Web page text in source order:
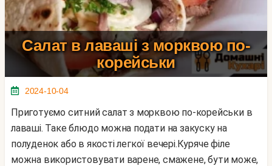
Салат в лаваші з морквою по-
корейськи
2024-10-04
Приготуємо ситний салат з морквою по-корейськи в
лаваші. Таке блюдо можна подати на закуску на
полуденок або в якості легкої вечері.Куряче філе
можна використовувати варене, смажене, бути може,